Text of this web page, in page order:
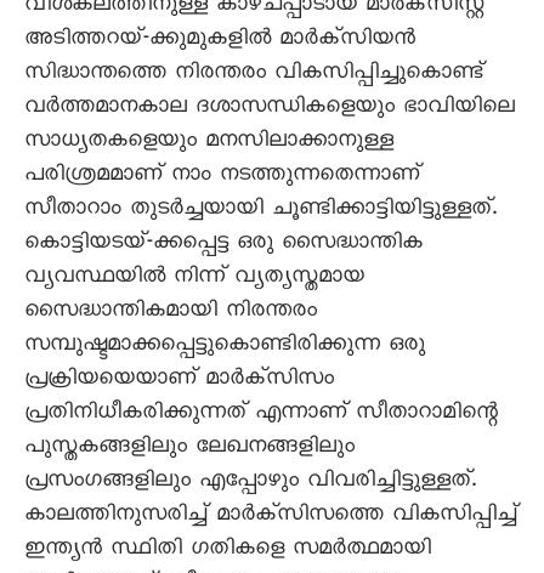
വിശകലത്തിനുള്ള കാഴ്ചപ്പാടായ മാര്‍ക്സിസ്റ്റ്
അടിത്തറയ്-ക്കുമുകളില്‍ മാര്‍ക്സിയന്‍
സിദ്ധാന്തത്തെ നിരന്തരം വികസിപ്പിച്ചുകൊണ്ട്
വര്‍ത്തമാനകാല ദശാസന്ധികളെയും ഭാവിയിലെ
സാധ്യതകളെയും മനസിലാക്കാനുള്ള
പരിശ്രമമാണ് നാം നടത്തുന്നതെന്നാണ്
സീതാറാം തുടര്‍ച്ചയായി ചൂണ്ടിക്കാട്ടിയിട്ടുള്ളത്.
കൊട്ടിയടയ്-ക്കപ്പെട്ട ഒരു സൈദ്ധാന്തിക
വ്യവസ്ഥയില്‍ നിന്ന് വ്യത്യസ്തമായ
സൈദ്ധാന്തികമായി നിരന്തരം
സമ്പുഷ്ടമാക്കപ്പെട്ടുകൊണ്ടിരിക്കുന്ന ഒരു
പ്രക്രിയയെയാണ് മാര്‍ക്സിസം
പ്രതിനിധീകരിക്കുന്നത് എന്നാണ് സീതാറാമിന്റെ
പുസ്തകങ്ങളിലും ലേഖനങ്ങളിലും
പ്രസംഗങ്ങളിലും എപ്പോഴും വിവരിച്ചിട്ടുള്ളത്.
കാലത്തിനുസരിച്ച് മാര്‍ക്സിസത്തെ വികസിപ്പിച്ച്
ഇന്ത്യന്‍ സ്ഥിതി ഗതികളെ സമര്‍ത്ഥമായി